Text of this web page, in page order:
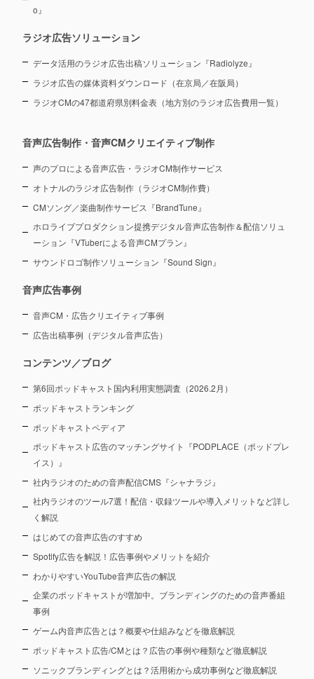
o』
ラジオ広告ソリューション
データ活用のラジオ広告出稿ソリューション『Radiolyze』
ラジオ広告の媒体資料ダウンロード（在京局／在阪局）
ラジオCMの47都道府県別料金表（地方別のラジオ広告費用一覧）
音声広告制作・音声CMクリエイティブ制作
声のプロによる音声広告・ラジオCM制作サービス
オトナルのラジオ広告制作（ラジオCM制作費）
CMソング／楽曲制作サービス『BrandTune』
ホロライブプロダクション提携デジタル音声広告制作＆配信ソリュ
ーション 『VTuberによる音声CMプラン』
サウンドロゴ制作ソリューション『Sound Sign』
音声広告事例
音声CM・広告クリエイティブ事例
広告出稿事例（デジタル音声広告）
コンテンツ／ブログ
第6回ポッドキャスト国内利用実態調査（2026.2月）
ポッドキャストランキング
ポッドキャストペディア
ポッドキャスト広告のマッチングサイト『PODPLACE（ポッドプレ
イス）』
社内ラジオのための音声配信CMS『シャナラジ』
社内ラジオのツール7選！配信・収録ツールや導入メリットなど詳し
く解説
はじめての音声広告のすすめ
Spotify広告を解説！広告事例やメリットを紹介
わかりやすいYouTube音声広告の解説
企業のポッドキャストが増加中。ブランディングのための音声番組
事例
ゲーム内音声広告とは？概要や仕組みなどを徹底解説
ポッドキャスト広告/CMとは？広告の事例や種類など徹底解説
ソニックブランディングとは？活用術から成功事例など徹底解説